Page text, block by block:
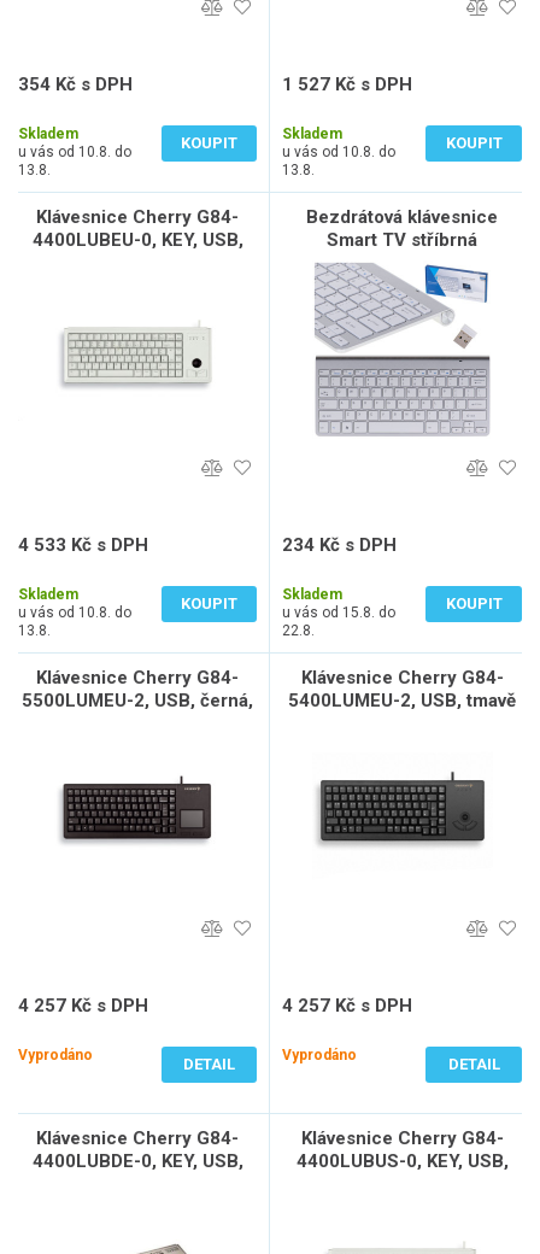
354 Kč s DPH
Skladem
u vás od 10.8. do
13.8.
KOUPIT
1 527 Kč s DPH
Skladem
u vás od 10.8. do
13.8.
KOUPIT
Klávesnice Cherry G84-
4400LUBEU-0, KEY, USB,
4 533 Kč s DPH
Skladem
u vás od 10.8. do
13.8.
KOUPIT
Bezdrátová klávesnice
Smart TV stříbrná
234 Kč s DPH
Skladem
u vás od 15.8. do
22.8.
KOUPIT
Klávesnice Cherry G84-
5500LUMEU-2, USB, černá,
4 257 Kč s DPH
Vyprodáno
DETAIL
Klávesnice Cherry G84-
5400LUMEU-2, USB, tmavě
4 257 Kč s DPH
Vyprodáno
DETAIL
Klávesnice Cherry G84-
4400LUBDE-0, KEY, USB,
Klávesnice Cherry G84-
4400LUBUS-0, KEY, USB,